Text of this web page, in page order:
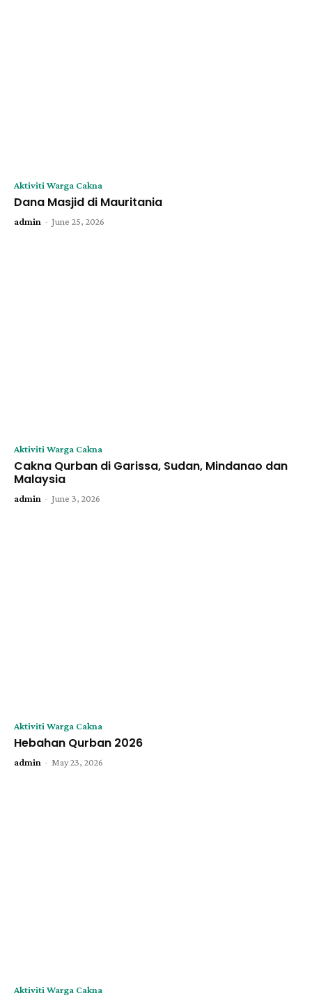
Aktiviti Warga Cakna
Dana Masjid di Mauritania
admin - June 25, 2026
Aktiviti Warga Cakna
Cakna Qurban di Garissa, Sudan, Mindanao dan
Malaysia
admin - June 3, 2026
Aktiviti Warga Cakna
Hebahan Qurban 2026
admin - May 23, 2026
Aktiviti Warga Cakna